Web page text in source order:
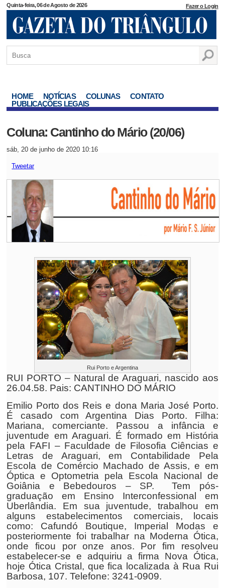
Quinta-feira, 06 de Agosto de 2026 Fazer o Login
HOME NOTÍCIAS COLUNAS
CONTATO
PUBLICAÇÕES LEGAIS
Coluna: Cantinho do Mário (20/06)
sáb, 20 de junho de 2020 10:16
Tweetar
Rui Porto e Argentina
RUI PORTO – Natural de Araguari, nascido aos
26.04.58. Pais: CANTINHO DO MÁRIO
Emilio Porto dos Reis e dona Maria José Porto.
É casado com Argentina Dias Porto. Filha:
Mariana, comerciante. Passou a infância e
juventude em Araguari. É formado em História
pela FAFI – Faculdade de Filosofia Ciências e
Letras de Araguari, em Contabilidade Pela
Escola de Comércio Machado de Assis, e em
Óptica e Optometria pela Escola Nacional de
Goiânia e Bebedouros – SP. Tem pós-
graduação em Ensino Interconfessional em
Uberlândia. Em sua juventude, trabalhou em
alguns estabelecimentos comerciais, locais
como: Cafundó Boutique, Imperial Modas e
posteriormente foi trabalhar na Moderna Ótica,
onde ficou por onze anos. Por fim resolveu
estabelecer-se e adquiriu a firma Nova Ótica,
hoje Ótica Cristal, que fica localizada à Rua Rui
Barbosa, 107. Telefone: 3241-0909.